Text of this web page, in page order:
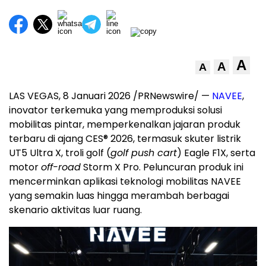
A A A
LAS VEGAS, 8 Januari 2026 /PRNewswire/ — NAVEE,
inovator terkemuka yang memproduksi solusi
mobilitas pintar, memperkenalkan jajaran produk
terbaru di ajang CES® 2026, termasuk skuter listrik
UT5 Ultra X, troli golf (golf push cart) Eagle F1X, serta
motoroff-roadStorm X Pro. Peluncuran produk ini
mencerminkan aplikasi teknologi mobilitas NAVEE
yang semakin luas hingga merambah berbagai
skenario aktivitas luar ruang.